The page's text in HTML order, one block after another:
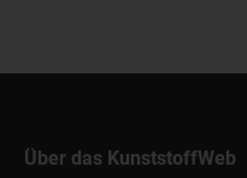
Über das KunststoffWeb